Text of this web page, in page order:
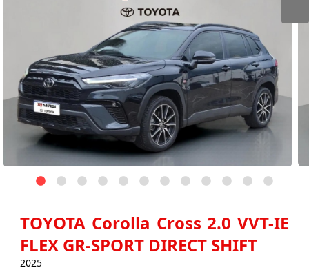
TOYOTA Corolla Cross 2.0 VVT-IE
FLEX GR-SPORT DIRECT SHIFT
2025